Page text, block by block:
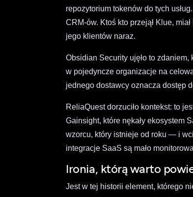
repozytorium tokenów do tych
CRM-ów. Ktoś kto przejął Klue,
jego klientów naraz.
Obsidian Security ujęło to
w pojedyncze organizacje na
jednego dostawcy oznacza dostęp
ReliaQuest dorzuciło kontekst: to
Gainsight, które nękały ekosystem
wzorcu, który istnieje od roku — i
integracje SaaS są mało
Ironia, którą warto
Jest w tej historii element, którego